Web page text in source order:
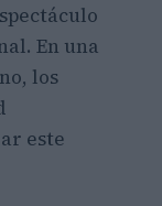
En una
los
este